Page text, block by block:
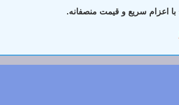
اعزام سریع و قیمت منصفانه.